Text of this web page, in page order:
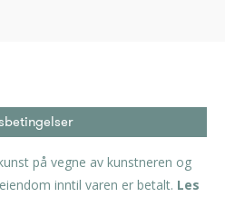
på vegne av kunstneren og
inntil varen er betalt. Les